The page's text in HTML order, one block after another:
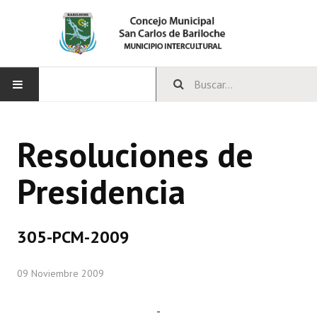
CONCEJO
Bloques Políticos
Comisiones Permanentes
Comisiones Especiales
Resoluciones de
Presidencia
305-PCM-2009
09 Noviembre 2009